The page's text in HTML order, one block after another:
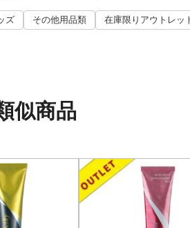
ズ その他用品類 在庫限りアウトレッ
似商品